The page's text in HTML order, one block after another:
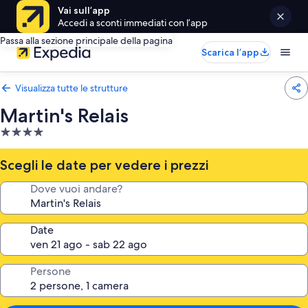
Vai sull’app
Accedi a sconti immediati con l’app
Passa alla sezione principale della pagina
Scarica l’app
Visualizza tutte le strutture
Martin's Relais
Struttura
a
4.0
stelle
Scegli le date per vedere i prezzi
Dove vuoi andare?
Date
Persone